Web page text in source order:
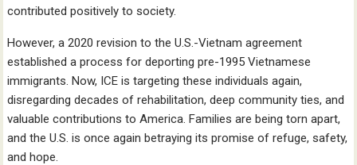
contributed positively to society.
However, a 2020 revision to the U.S.-Vietnam agreement
established a process for deporting pre-1995 Vietnamese
immigrants. Now, ICE is targeting these individuals again,
disregarding decades of rehabilitation, deep community ties, and
valuable contributions to America. Families are being torn apart,
and the U.S. is once again betraying its promise of refuge, safety,
and hope.